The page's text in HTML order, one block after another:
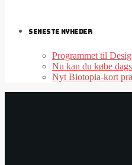
SENESTE NYHEDER
Programmet til
Nu kan du købe
Nyt Biotopia-kort